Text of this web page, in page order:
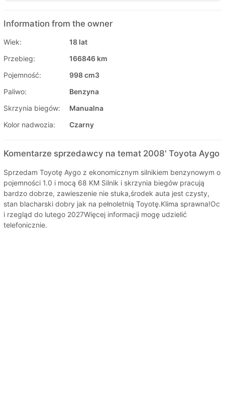
Information from the owner
Wiek:
18 lat
Przebieg:
166846 km
Pojemność:
998 cm3
Paliwo:
Benzyna
Skrzynia biegów:
Manualna
Kolor nadwozia:
Czarny
Komentarze sprzedawcy na temat 2008' Toyota Aygo
Sprzedam Toyotę Aygo z ekonomicznym silnikiem benzynowym o
pojemności 1.0 i mocą 68 KM Silnik i skrzynia biegów pracują
bardzo dobrze, zawieszenie nie stuka,środek auta jest czysty,
stan blacharski dobry jak na pełnoletnią Toyotę.Klima sprawna!Oc
i rzegląd do lutego 2027Więcej informacji mogę udzielić
telefonicznie.